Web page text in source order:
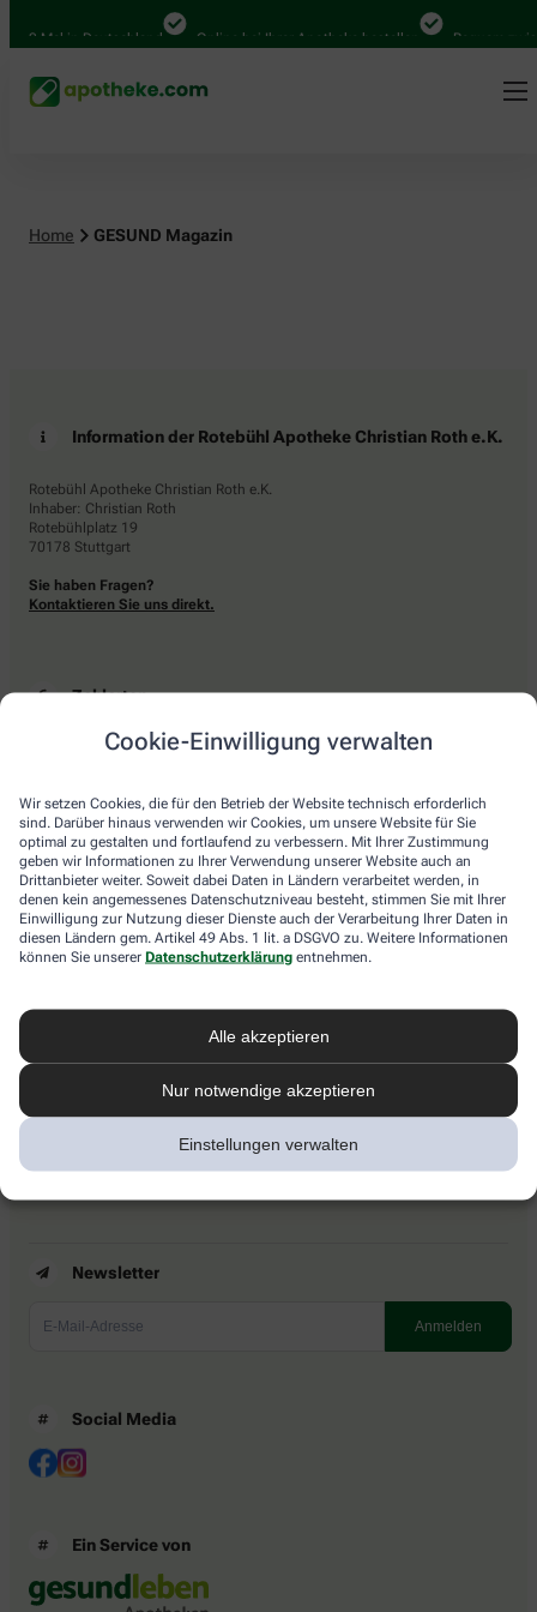
Cookie-Einwilligung verwalten
Wir setzen Cookies, die für den Betrieb der Website technisch erforderlich
sind. Darüber hinaus verwenden wir Cookies, um unsere Website für Sie
optimal zu gestalten und fortlaufend zu verbessern. Mit Ihrer Zustimmung
geben wir Informationen zu Ihrer Verwendung unserer Website auch an
Drittanbieter weiter. Soweit dabei Daten in Ländern verarbeitet werden, in
denen kein angemessenes Datenschutzniveau besteht, stimmen Sie mit Ihrer
Einwilligung zur Nutzung dieser Dienste auch der Verarbeitung Ihrer Daten in
diesen Ländern gem. Artikel 49 Abs. 1 lit. a DSGVO zu. Weitere Informationen
können Sie unserer Datenschutzerklärung entnehmen.
Alle akzeptieren
Nur notwendige akzeptieren
Einstellungen verwalten
Mal in Deutschland Online bei Ihrer Apotheke bestellen Bequem
Home GESUND Magazin
Information der Rotebühl Apotheke Christian Roth e.K.
Rotebühl Apotheke Christian Roth e.K.
Inhaber: Christian Roth
Rotebühlplatz 19
70178 Stuttgart
Sie haben Fragen?
Kontaktieren Sie uns direkt.
Zahlarten
Bar oder mit einer anderen akzeptierten Zahlungsart Ihrer Apotheke vor Ort.
Lieferarten
Abholung in der Apotheke
Botendienstlieferung
apotheke.com Informationen
Newsletter
Barrierefreiheitserklärung
Newsletter
Social Media
Ein Service von